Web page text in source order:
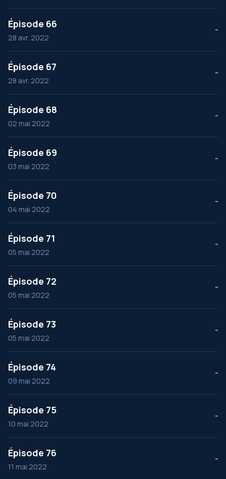
Épisode 66
28 avr. 2022
--
Épisode 67
28 avr. 2022
--
Épisode 68
02 mai 2022
--
Épisode 69
03 mai 2022
--
Épisode 70
04 mai 2022
--
Épisode 71
05 mai 2022
--
Épisode 72
05 mai 2022
--
Épisode 73
05 mai 2022
--
Épisode 74
09 mai 2022
--
Épisode 75
10 mai 2022
--
Épisode 76
11 mai 2022
--